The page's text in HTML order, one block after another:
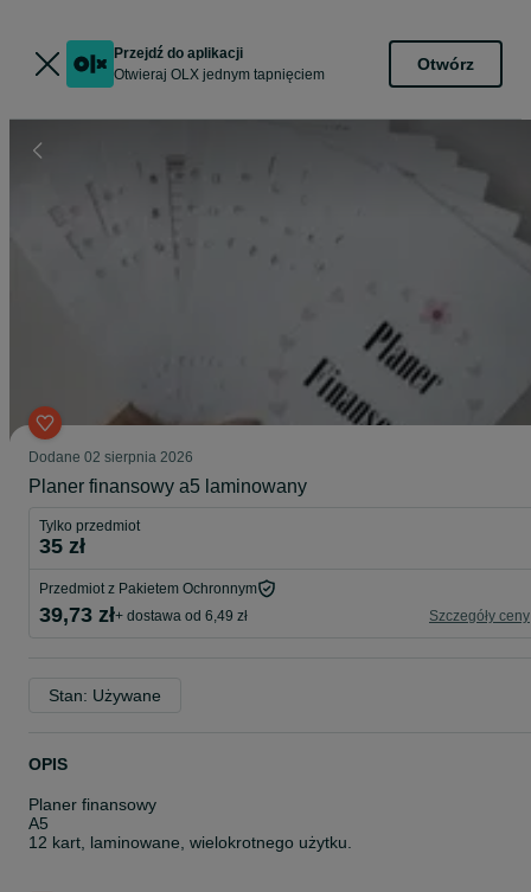
Przejdź do aplikacji
Otwieraj OLX jednym tapnięciem
Otwórz
Dodane 02 sierpnia 2026
Planer finansowy a5 laminowany
Tylko przedmiot
35 zł
Przedmiot z Pakietem Ochronnym
39,73 zł+ dostawa od 6,49 zł Szczegóły ceny
Stan: Używane
OPIS
Planer finansowy
A5
12 kart, laminowane, wielokrotnego użytku.